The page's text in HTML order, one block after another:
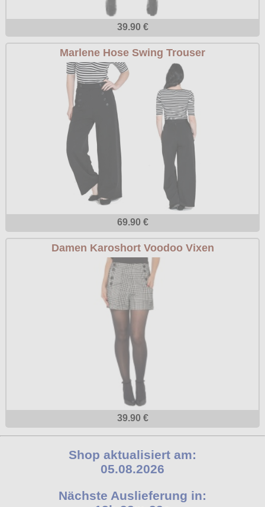
Poizen Industries
Queen of Darkness
Relco
Restyle
Rockabella
Sinister
Spin Doctor
Surplus
Voodoo Vixen
Warrior Clothing
Gothic Shop
Hot Rod
Punkrock
Rockabilly
39.90 €
Marlene Hose Swing Trouser
69.90 €
Damen Karoshort Voodoo Vixen
39.90 €
Shop aktualisiert am:
05.08.2026
Nächste Auslieferung in: